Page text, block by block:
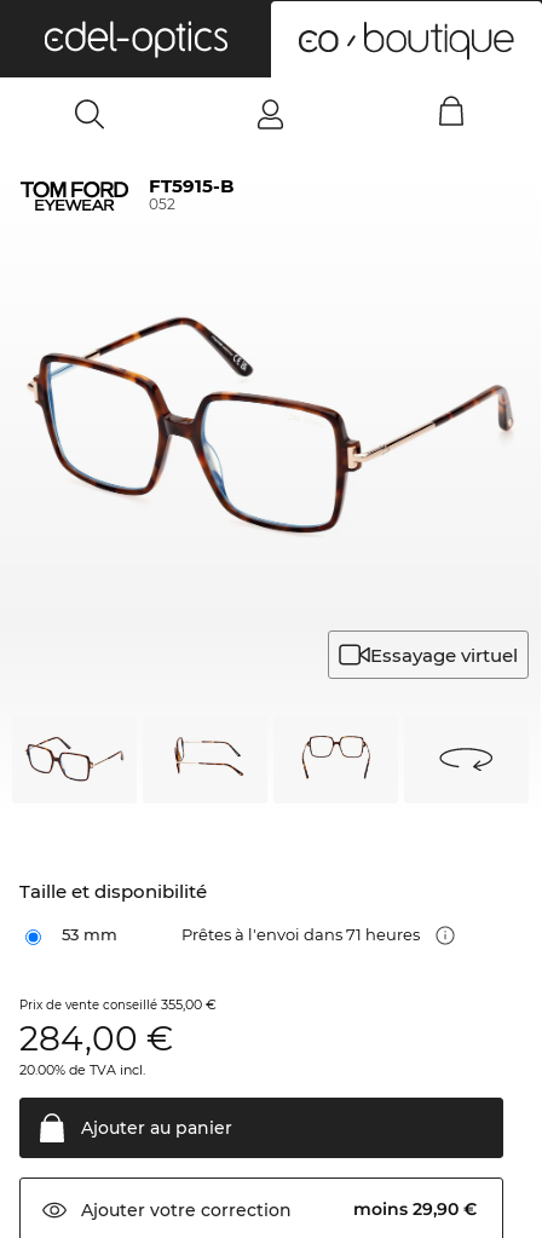
FT5915-B
052
Essayage virtuel
Taille et disponibilité
53 mm Prêtes à l'envoi dans 71 heures
Prix de vente conseillé 355,00 €
284,00 €
20.00% de TVA incl.
Ajouter au panier
Ajouter votre correction moins 29,90 €